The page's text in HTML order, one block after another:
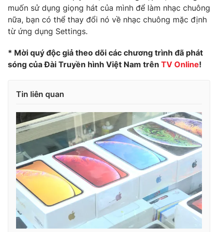
muốn sử dụng giọng hát của mình để làm nhạc chuông
nữa, bạn có thể thay đổi nó về nhạc chuông mặc định
từ ứng dụng Settings.
* Mời quý độc giả theo dõi các chương trình đã phát
sóng của Đài Truyền hình Việt Nam trên TV Online!
Tin liên quan